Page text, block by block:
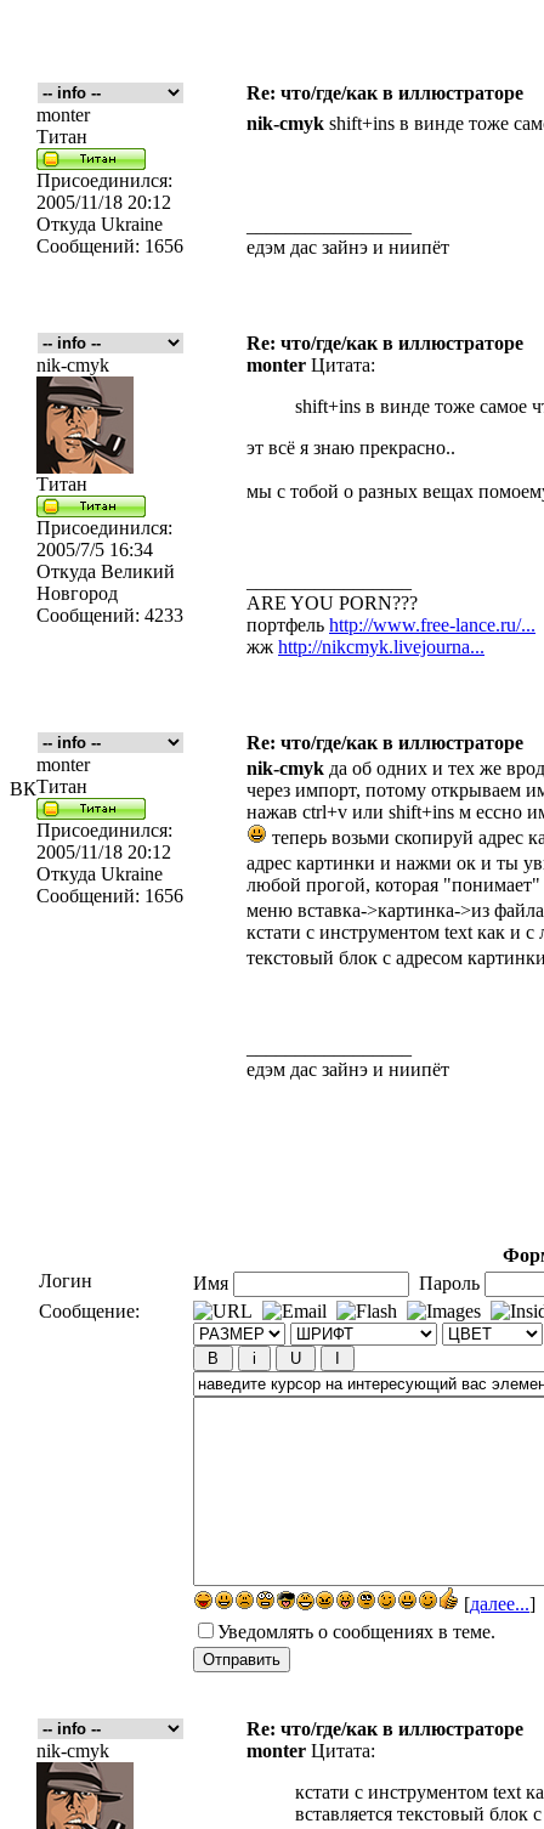
ВК
Re: что/где/как в иллюстраторе
monter
Титан
Присоединился:
2005/11/18 20:12
Откуда Ukraine
Сообщений: 1656
nik-cmyk shift+ins в винде тоже
едэм дас зайнэ и ниипёт
Re: что/где/как в иллюстраторе
nik-cmyk
Титан
Присоединился:
2005/7/5 16:34
Откуда Великий
Новгород
Сообщений: 4233
monter Цитата:
shift+ins в винде тоже самое
эт всё я знаю прекрасно..
мы с тобой о разных вещах
ARE YOU PORN???
портфель http://www.free-lance.ru/...
жж http://nikcmyk.livejourna...
Re: что/где/как в иллюстраторе
monter
Титан
Присоединился:
2005/11/18 20:12
Откуда Ukraine
Сообщений: 1656
nik-cmyk да об одних и тех же
через импорт, потому открываем
нажав ctrl+v или shift+ins м ессно
теперь возьми скопируй адрес
адрес картинки и нажми ок и ты
любой прогой, которая
меню вставка->картинка->из
кстати с инструментом text как и
текстовый блок с адресом
едэм дас зайнэ и ниипёт
Re: что/где/как в иллюстраторе
nik-cmyk
monter Цитата:
кстати с инструментом text
вставляется текстовый блок
Логин
Имя
Пароль
Сообщение:
[далее...]
Уведомлять о сообщениях в теме.